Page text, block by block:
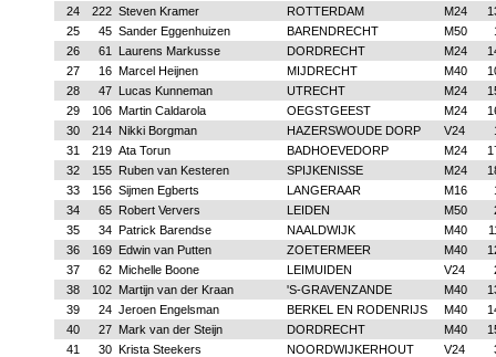
24
222 Steven Kramer ROTTERDAM M24
25
45 Sander Eggenhuizen BARENDRECHT M50
26
61 Laurens Markusse DORDRECHT M24
27
16 Marcel Heijnen MIJDRECHT M40
28
47 Lucas Kunneman UTRECHT M24
29
106 Martin Caldarola OEGSTGEEST M24
30
214 Nikki Borgman HAZERSWOUDE DORP V24
31
219 Ata Torun BADHOEVEDORP M24
32
155 Ruben van Kesteren SPIJKENISSE M24
33
156 Sijmen Egberts LANGERAAR M16
34
65 Robert Ververs LEIDEN M50
35
34 Patrick Barendse NAALDWIJK M40
36
169 Edwin van Putten ZOETERMEER M40
37
62 Michelle Boone LEIMUIDEN V24
38
102 Martijn van der Kraan 'S-GRAVENZANDE M40
39
24 Jeroen Engelsman BERKEL EN RODENRIJS M40
40
27 Mark van der Steijn DORDRECHT M40
41
30 Krista Steekers NOORDWIJKERHOUT V24